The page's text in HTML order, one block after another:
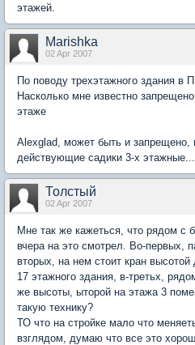
этажей.
Marishka
02 Apr 2007
По поводу трехэтажного здания в
Насколько мне известно
этаже
Alexglad, может быть и запрещено,
действующие садики 3-х этажные...
Толстый
02 Apr 2007
Мне так же кажеться, что рядом с
вчера на это смотрел. Во-первых,
вторых, на нем стоит кран
17 этажного здания, в-третьх,
же высоты, ыторой на этажа 3
такую технику?
ТО что на стройке мало что
взглядом, думаю что все это